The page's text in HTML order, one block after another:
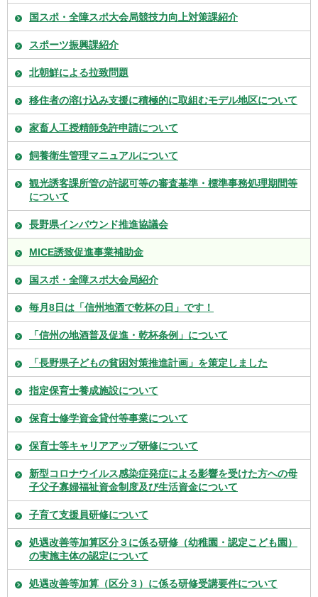
国スポ・全障スポ大会局競技力向上対策課紹介
スポーツ振興課紹介
北朝鮮による拉致問題
移住者の溶け込み支援に積極的に取組むモデル地区について
家畜人工授精師免許申請について
飼養衛生管理マニュアルについて
観光誘客課所管の許認可等の審査基準・標準事務処理期間等
について
長野県インバウンド推進協議会
MICE誘致促進事業補助金
国スポ・全障スポ大会局紹介
毎月8日は「信州地酒で乾杯の日」です！
「信州の地酒普及促進・乾杯条例」について
「長野県子どもの貧困対策推進計画」を策定しました
指定保育士養成施設について
保育士修学資金貸付等事業について
保育士等キャリアアップ研修について
新型コロナウイルス感染症発症による影響を受けた方への母
子父子寡婦福祉資金制度及び生活資金について
子育て支援員研修について
処遇改善等加算区分３に係る研修（幼稚園・認定こども園）
の実施主体の認定について
処遇改善等加算（区分３）に係る研修受講要件について